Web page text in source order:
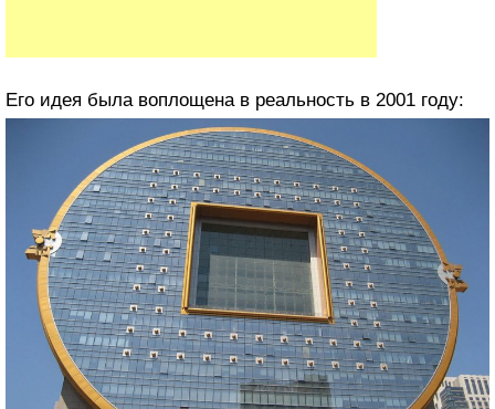
Его идея была воплощена в реальность в 2001 году: